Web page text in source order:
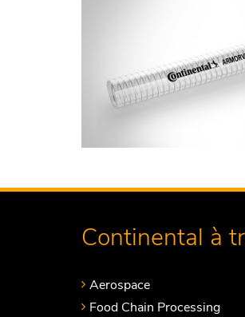
Continental à
Aerospace
Food Chain Processing